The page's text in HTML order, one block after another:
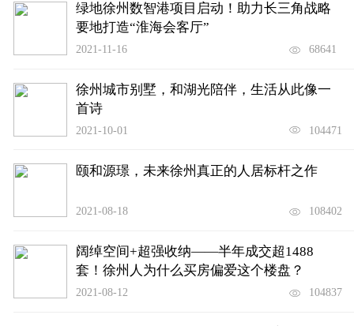
绿地徐州数智港项目启动！助力长三角战略
要地打造“淮海会客厅”
2021-11-16 68641
徐州城市别墅，和湖光陪伴，生活从此像一
首诗
2021-10-01 104471
颐和源璟，未来徐州真正的人居标杆之作
2021-08-18 108402
阔绰空间+超强收纳——半年成交超1488
套！徐州人为什么买房偏爱这个楼盘？
2021-08-12 104837